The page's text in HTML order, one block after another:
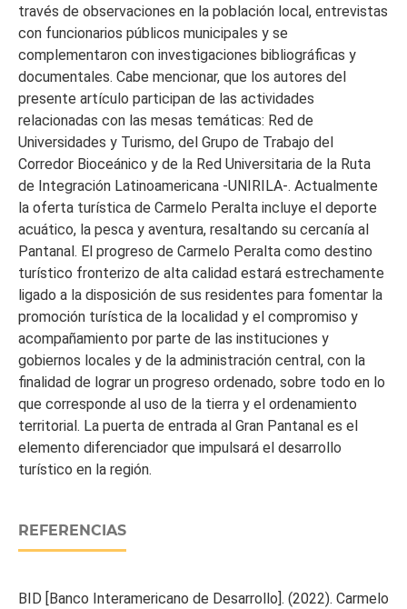
través de observaciones en la población local, entrevistas
con funcionarios públicos municipales y se
complementaron con investigaciones bibliográficas y
documentales. Cabe mencionar, que los autores del
presente artículo participan de las actividades
relacionadas con las mesas temáticas: Red de
Universidades y Turismo, del Grupo de Trabajo del
Corredor Bioceánico y de la Red Universitaria de la Ruta
de Integración Latinoamericana -UNIRILA-. Actualmente
la oferta turística de Carmelo Peralta incluye el deporte
acuático, la pesca y aventura, resaltando su cercanía al
Pantanal. El progreso de Carmelo Peralta como destino
turístico fronterizo de alta calidad estará estrechamente
ligado a la disposición de sus residentes para fomentar la
promoción turística de la localidad y el compromiso y
acompañamiento por parte de las instituciones y
gobiernos locales y de la administración central, con la
finalidad de lograr un progreso ordenado, sobre todo en lo
que corresponde al uso de la tierra y el ordenamiento
territorial. La puerta de entrada al Gran Pantanal es el
elemento diferenciador que impulsará el desarrollo
turístico en la región.
REFERENCIAS
BID [Banco Interamericano de Desarrollo]. (2022). Carmelo